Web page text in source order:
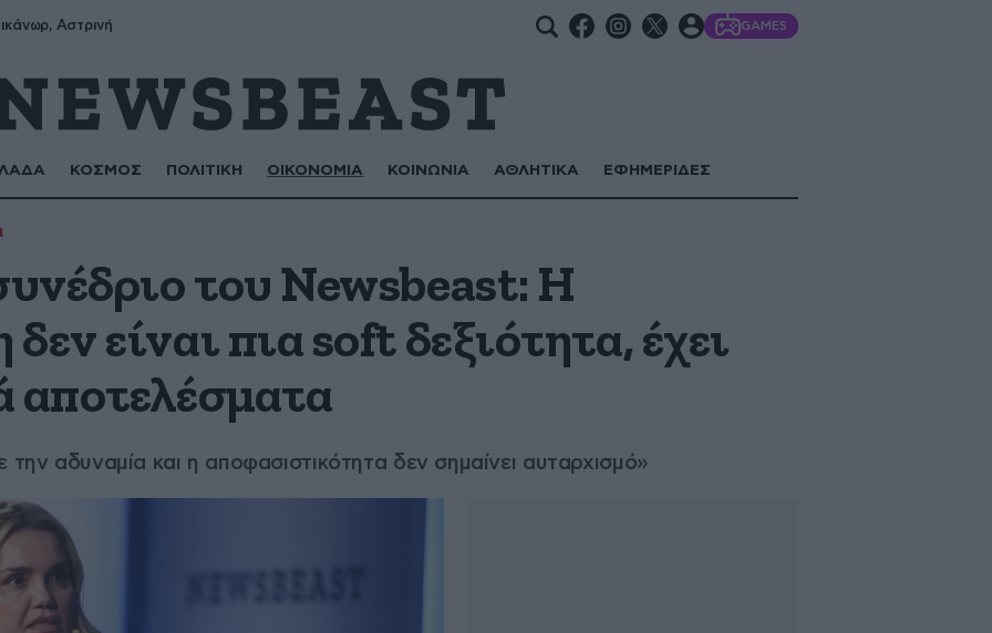
Αστρινή GAMES
ΚΟΣΜΟΣ ΠΟΛΙΤΙΚΗ ΟΙΚΟΝΟΜΙΑ ΚΟΙΝΩΝΙΑ ΑΘΛΗΤΙΚΑ ΕΦΗΜΕΡΙΔΕΣ
του Newsbeast: Η
είναι πια soft δεξιότητα, έχει
αποτελέσματα
την αδυναμία και η αποφασιστικότητα δεν σημαίνει αυταρχισμό»